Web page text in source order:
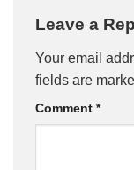
Leave a
Your email
fields are
Comment *